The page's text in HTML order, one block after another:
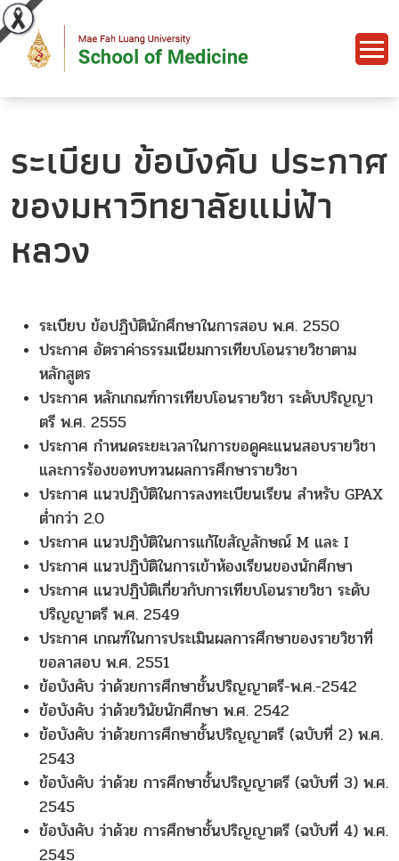
ระเบียบ ข้อบังคับ ประกาศ
ของมหาวิทยาลัยแม่ฟ้า
หลวง
ระเบียบ ข้อปฏิบัตินักศึกษาในการสอบ พ.ศ. 2550
ประกาศ อัตราค่าธรรมเนียมการเทียบโอนรายวิชาตาม
หลักสูตร
ประกาศ หลักเกณฑ์การเทียบโอนรายวิชา ระดับปริญญา
ตรี พ.ศ. 2555
ประกาศ กำหนดระยะเวลาในการขอดูคะแนนสอบรายวิชา
และการร้องขอทบทวนผลการศึกษารายวิชา
ประกาศ แนวปฏิบัติในการลงทะเบียนเรียน สำหรับ GPAX
ต่ำกว่า 2.0
ประกาศ แนวปฏิบัติในการแก้ไขสัญลักษณ์ M และ I
ประกาศ แนวปฏิบัติในการเข้าห้องเรียนของนักศึกษา
ประกาศ แนวปฏิบัติเกี่ยวกับการเทียบโอนรายวิชา ระดับ
ปริญญาตรี พ.ศ. 2549
ประกาศ เกณฑ์ในการประเมินผลการศึกษาของรายวิชาที่
ขอลาสอบ พ.ศ. 2551
ข้อบังคับ ว่าด้วยการศึกษาชั้นปริญญาตรี-พ.ศ.-2542
ข้อบังคับ ว่าด้วยวินัยนักศึกษา พ.ศ. 2542
ข้อบังคับ ว่าด้วยการศึกษาชั้นปริญญาตรี (ฉบับที่ 2) พ.ศ.
2543
ข้อบังคับ ว่าด้วย การศึกษาชั้นปริญญาตรี (ฉบับที่ 3) พ.ศ.
2545
ข้อบังคับ ว่าด้วย การศึกษาชั้นปริญญาตรี (ฉบับที่ 4) พ.ศ.
2545